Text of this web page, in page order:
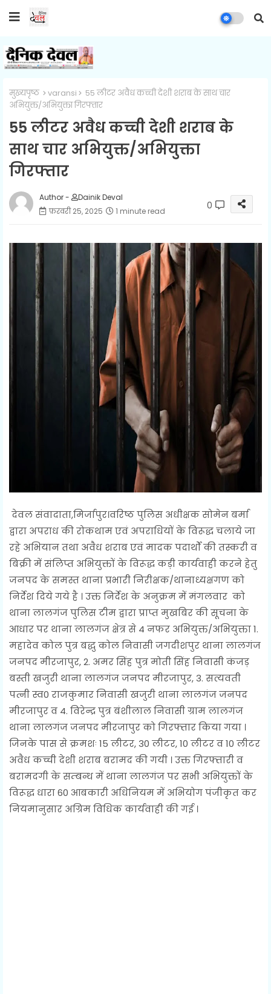
मुख्यपृष्ठ varansi
55 लीटर अवैध कच्ची देशी शराब के साथ चार
अभियुक्त/अभियुक्ता गिरफ्तार
55 लीटर अवैध कच्ची देशी शराब के
साथ चार अभियुक्त/अभियुक्ता
गिरफ्तार
Author -
Dainik Deval
फ़रवरी 25, 2025
1 minute read 0
देवल संवादाता,मिर्जापुर।वरिष्ठ पुलिस अधीक्षक सोमेन बर्मा
द्वारा अपराध की रोकथाम एवं अपराधियों के विरूद्ध चलाये जा
रहे अभियान तथा अवैध शराब एवं मादक पदार्थों की तस्करी व
बिक्री में संलिप्त अभियुक्तों के विरूद्ध कड़ी कार्यवाही करने हेतु
जनपद के समस्त थाना प्रभारी निरीक्षक/थानाध्यक्षगण को
निर्देश दिये गये है । उक्त निर्देश के अनुक्रम में मंगलवार को
थाना लालगंज पुलिस टीम द्वारा प्राप्त मुखबिर की सूचना के
आधार पर थाना लालगंज क्षेत्र से 4 नफर अभियुक्त/अभियुक्ता 1.
महादेव कोल पुत्र बद्धु कोल निवासी जगदीशपुर थाना लालगंज
जनपद मीरजापुर, 2. अमर सिंह पुत्र मोती सिंह निवासी कंजड़
बस्ती खजुरी थाना लालगंज जनपद मीरजापुर, 3. सत्यवती
पत्नी स्व0 राजकुमार निवासी खजुरी थाना लालगंज जनपद
मीरजापुर व 4. विरेन्द्र पुत्र बंशीलाल निवासी ग्राम लालगंज
थाना लालगंज जनपद मीरजापुर को गिरफ्तार किया गया ।
जिनके पास से क्रमशः 15 लीटर, 30 लीटर, 10 लीटर व 10 लीटर
अवैध कच्ची देशी शराब बरामद की गयी । उक्त गिरफ्तारी व
बरामदगी के सम्बन्ध में थाना लालगंज पर सभी अभियुक्तों के
विरूद्ध धारा 60 आबकारी अधिनियम में अभियोग पंजीकृत कर
नियमानुसार अग्रिम विधिक कार्यवाही की गई ।